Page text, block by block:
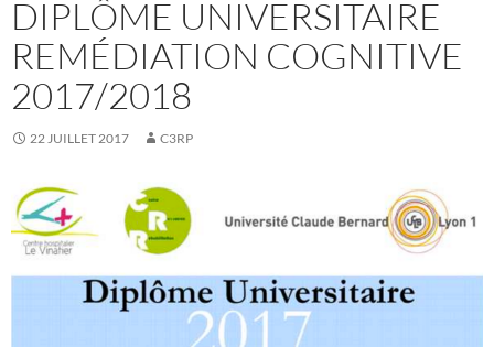
DIPLÔME UNIVERSITAIRE
REMÉDIATION COGNITIVE
2017/2018
22 JUILLET 2017 C3RP